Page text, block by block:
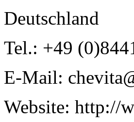
Deutschland
Tel.: +49
E-Mail:
Website: http://